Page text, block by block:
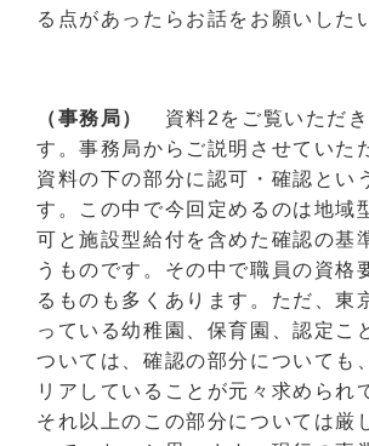
る点があったらお話をお願いした
（事務局）
資料2をご覧いただき
す。事務局からご説明させていた
資料の下の部分に認可・確認とい
す。この中で今回定めるのは地域
可と施設型給付を含めた確認の基
うものです。その中で職員の資格
るものも多くあります。ただ、東
っている幼稚園、保育園、認定こ
ついては、確認の部分についても
リアしていることが元々求められ
それ以上のこの部分については厳